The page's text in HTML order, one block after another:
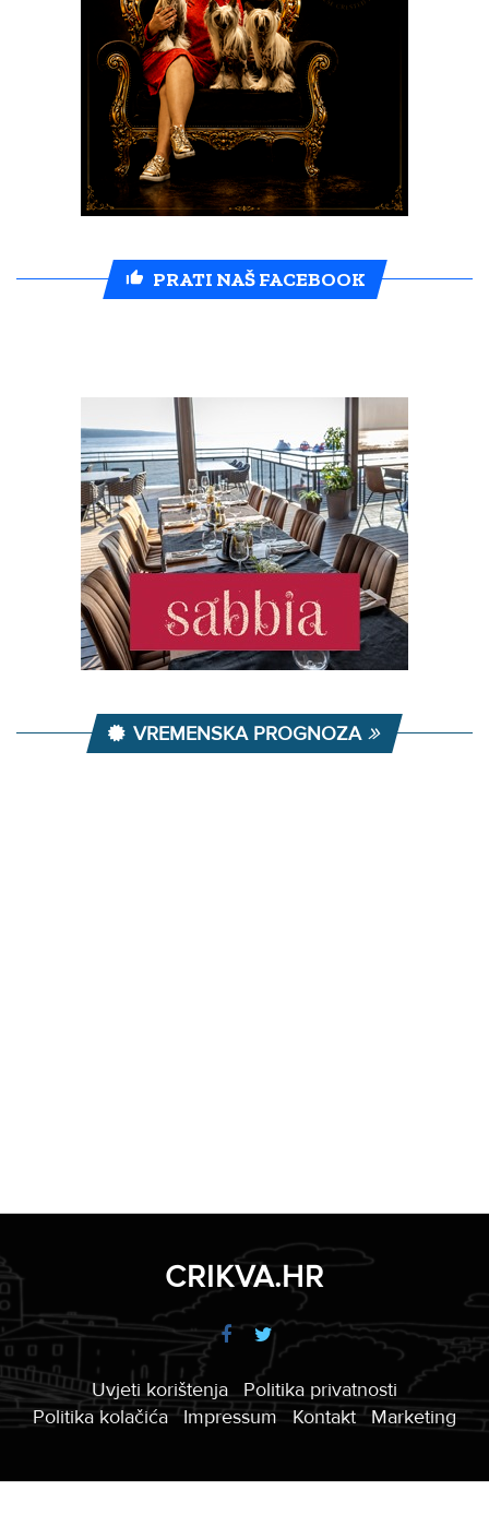
PRATI NAŠ FACEBOOK
VREMENSKA PROGNOZA
CRIKVA.HR
Uvjeti korištenja
Politika privatnosti
Politika kolačića
Impressum Kontakt Marketing